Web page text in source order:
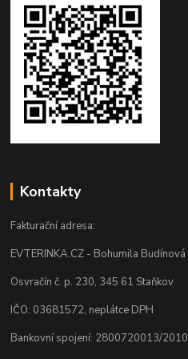
Kontakty
Fakturační adresa:
EVTERINKA.CZ - Bohumila Budínová
Osvračín č. p. 230, 345 61 Staňkov
IČO: 03681572, neplátce DPH
Bankovní spojení: 2800720013/2010